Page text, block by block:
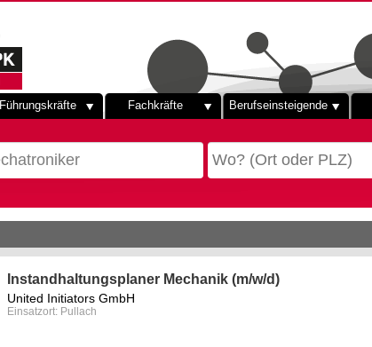
Führungskräfte Fachkräfte Berufseinsteigende
Instandhaltungsplaner Mechanik (m/w/d)
United Initiators GmbH
Einsatzort: Pullach